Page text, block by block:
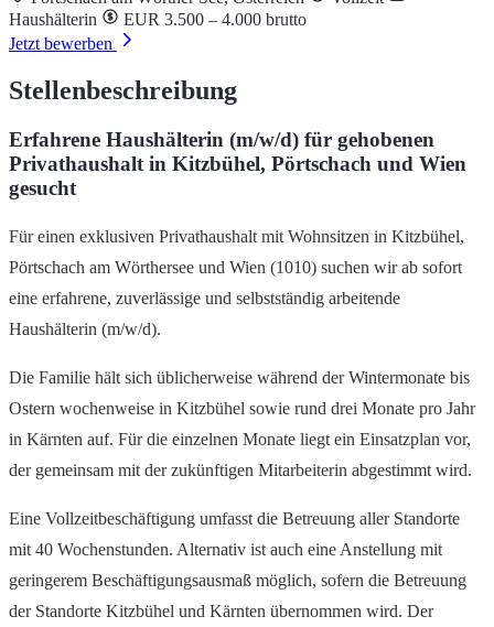
Haushälterin
EUR 3.500 – 4.000 brutto
Jetzt bewerben
Stellenbeschreibung
Erfahrene Haushälterin (m/w/d) für gehobenen
Privathaushalt in Kitzbühel, Pörtschach und Wien
gesucht
Für einen exklusiven Privathaushalt mit Wohnsitzen in Kitzbühel,
Pörtschach am Wörthersee und Wien (1010) suchen wir ab sofort
eine erfahrene, zuverlässige und selbstständig arbeitende
Haushälterin (m/w/d).
Die Familie hält sich üblicherweise während der Wintermonate bis
Ostern wochenweise in Kitzbühel sowie rund drei Monate pro Jahr
in Kärnten auf. Für die einzelnen Monate liegt ein Einsatzplan vor,
der gemeinsam mit der zukünftigen Mitarbeiterin abgestimmt wird.
Eine Vollzeitbeschäftigung umfasst die Betreuung aller Standorte
mit 40 Wochenstunden. Alternativ ist auch eine Anstellung mit
geringerem Beschäftigungsausmaß möglich, sofern die Betreuung
der Standorte Kitzbühel und Kärnten übernommen wird. Der